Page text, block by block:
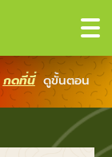
กดที่นี่ ดูขั้นตอน